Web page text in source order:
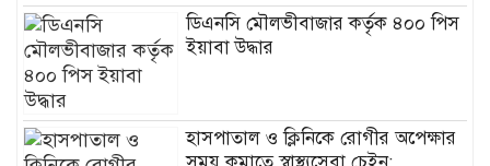
ডিএনসি মৌলভীবাজার কর্তৃক ৪০০ পিস
ইয়াবা উদ্ধার
হাসপাতাল ও ক্লিনিকে রোগীর অপেক্ষার